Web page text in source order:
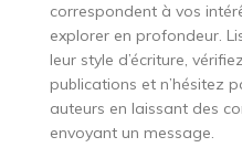
correspondent à vos
explorer en profondeur.
leur style d’écriture,
publications et n’hésitez
auteurs en laissant des
envoyant un message.